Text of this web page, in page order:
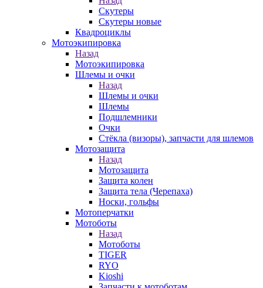
Скутеры
Скутеры новые
Квадроциклы
Мотоэкипировка
Назад
Мотоэкипировка
Шлемы и очки
Назад
Шлемы и очки
Шлемы
Подшлемники
Очки
Стёкла (визоры), запчасти для шлемов
Мотозащита
Назад
Мотозащита
Защита колен
Защита тела (Черепаха)
Носки, гольфы
Мотоперчатки
Мотоботы
Назад
Мотоботы
TIGER
RYO
Kioshi